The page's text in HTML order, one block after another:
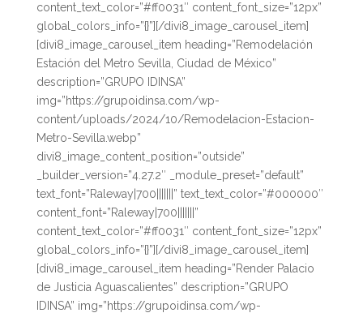
content_text_color=”#ff0031″ content_font_size=”12px”
global_colors_info=”{}”][/divi8_image_carousel_item]
[divi8_image_carousel_item heading=”Remodelación
Estación del Metro Sevilla, Ciudad de México”
description=”GRUPO IDINSA”
img=”https://grupoidinsa.com/wp-
content/uploads/2024/10/Remodelacion-Estacion-
Metro-Sevilla.webp”
divi8_image_content_position=”outside”
_builder_version=”4.27.2″ _module_preset=”default”
text_font=”Raleway|700|||||||” text_text_color=”#000000″
content_font=”Raleway|700|||||||”
content_text_color=”#ff0031″ content_font_size=”12px”
global_colors_info=”{}”][/divi8_image_carousel_item]
[divi8_image_carousel_item heading=”Render Palacio
de Justicia Aguascalientes” description=”GRUPO
IDINSA” img=”https://grupoidinsa.com/wp-